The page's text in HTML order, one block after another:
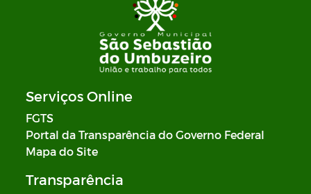
Serviços Online
FGTS
Portal da Transparência do Governo Federal
Mapa do Site
Transparência